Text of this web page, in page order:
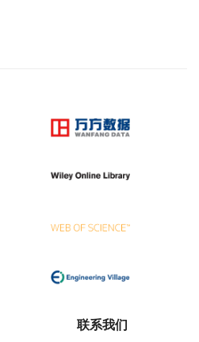
联系我们